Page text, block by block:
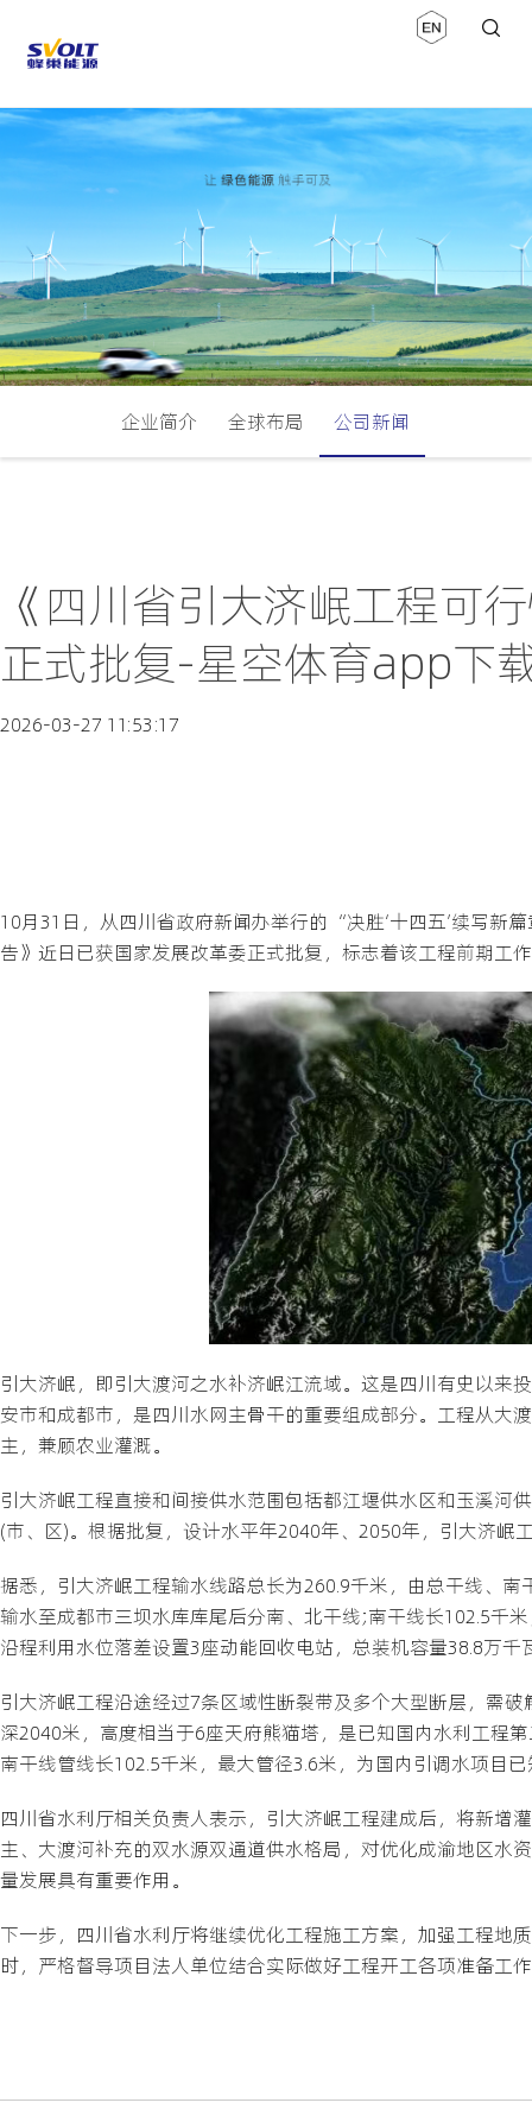
企业简介 全球布局 公司新闻
《四川省引大济岷工程可
正式批复-星空体育app下
2026-03-27 11:53:17
10月31日，从四川省政府新闻办举行的“决胜‘十四五’续写新
告》近日已获国家发展改革委正式批复，标志着该工程前期工
引大济岷，即引大渡河之水补济岷江流域。这是四川有史以来
安市和成都市，是四川水网主骨干的重要组成部分。工程从大
主，兼顾农业灌溉。
引大济岷工程直接和间接供水范围包括都江堰供水区和玉溪河
(市、区)。根据批复，设计水平年2040年、2050年，引大济岷
据悉，引大济岷工程输水线路总长为260.9千米，由总干线、
输水至成都市三坝水库库尾后分南、北干线;南干线长102.5千
沿程利用水位落差设置3座动能回收电站，总装机容量38.8万
引大济岷工程沿途经过7条区域性断裂带及多个大型断层，需
深2040米，高度相当于6座天府熊猫塔，是已知国内水利工程
南干线管线长102.5千米，最大管径3.6米，为国内引调水项目
四川省水利厅相关负责人表示，引大济岷工程建成后，将新
主、大渡河补充的双水源双通道供水格局，对优化成渝地区水
量发展具有重要作用。
下一步，四川省水利厅将继续优化工程施工方案，加强工程地
时，严格督导项目法人单位结合实际做好工程开工各项准备工